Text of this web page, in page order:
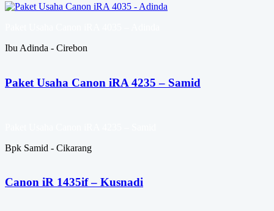
Ibu Adinda - Cirebon
Paket Usaha Canon iRA 4235 – Samid
Bpk Samid - Cikarang
Canon iR 1435if – Kusnadi